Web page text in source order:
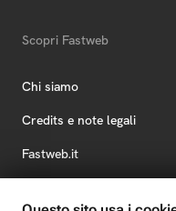
Scopri Fastweb
Chi siamo
Credits e note legali
Fastweb.it